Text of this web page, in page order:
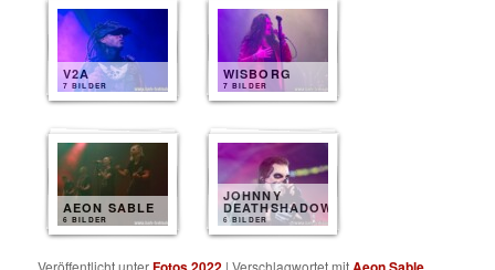
V2A
7 BILDER
WISBORG
7 BILDER
AEON SABLE
6 BILDER
JOHNNY
DEATHSHADOW
6 BILDER